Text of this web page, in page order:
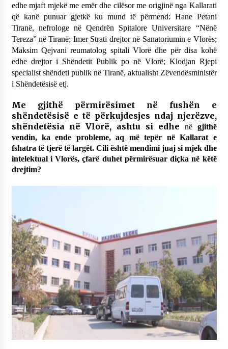
edhe mjaft mjekë me emër dhe cilësor me origjinë nga Kallarati
që kanë punuar gjetkë ku mund të përmend: Hane Petani
Tiranë, nefrologe në Qendrën Spitalore Universitare “Nënë
Tereza” në Tiranë; Imer Strati drejtor në Sanatoriumin e Vlorës;
Maksim Qejvani reumatolog spitali Vlorë dhe për disa kohë
edhe drejtor i Shëndetit Publik po në Vlorë; Klodjan Rjepi
specialist shëndeti publik në Tiranë, aktualisht Zëvendësministër
i Shëndetësisë etj.
Me gjithë përmirësimet në fushën e
shëndetësisë e të përkujdesjes ndaj njerëzve,
shëndetësia në Vlorë, ashtu si edhe
nëgjithë
vendin, ka ende probleme, aq më tepër në Kallarat e
fshatra të tjerë të largët. Cili është mendimi juaj si mjek dhe
intelektual i Vlorës, çfarë duhet përmirësuar diçka në këtë
drejtim?